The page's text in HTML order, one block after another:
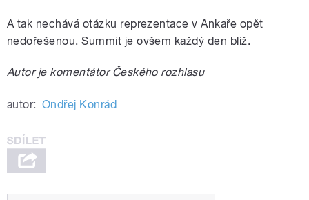
A tak nechává otázku reprezentace v Ankaře opět
nedořešenou. Summit je ovšem každý den blíž.
Autor je komentátor Českého rozhlasu
autor: Ondřej Konrád